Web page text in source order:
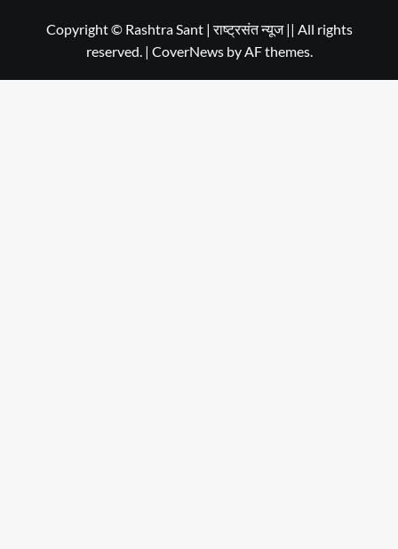
in
Dehradun
Copyright © Rashtra Sant | राष्ट्रसंत न्यूज || All rights
reserved. | CoverNewsby AF themes.